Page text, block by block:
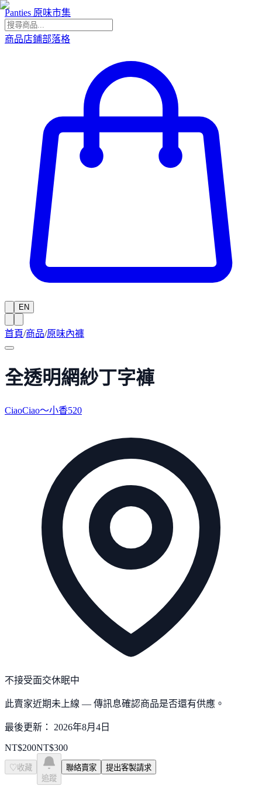
Panties 原味市集
商品店鋪部落格
EN
首頁/商品/原味內褲
全透明網紗丁字褲
CiaoCiao～小香520
不接受面交休眠中
此賣家近期未上線 — 傳訊息確認商品是否還有供應。
最後更新： 2026年8月4日
NT$200NT$300
♡ 收藏
追蹤
聯絡賣家 提出客製請求